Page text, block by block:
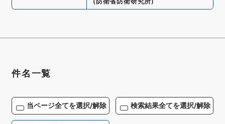
件名一覧
当ページ全てを選択/解除 検索結果全てを選択/解除